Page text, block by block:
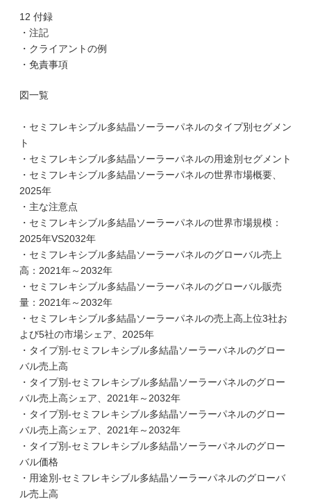
12 付録
・注記
・クライアントの例
・免責事項
図一覧
・セミフレキシブル多結晶ソーラーパネルのタイプ別セグメン
ト
・セミフレキシブル多結晶ソーラーパネルの用途別セグメント
・セミフレキシブル多結晶ソーラーパネルの世界市場概要、
2025年
・主な注意点
・セミフレキシブル多結晶ソーラーパネルの世界市場規模：
2025年VS2032年
・セミフレキシブル多結晶ソーラーパネルのグローバル売上
高：2021年～2032年
・セミフレキシブル多結晶ソーラーパネルのグローバル販売
量：2021年～2032年
・セミフレキシブル多結晶ソーラーパネルの売上高上位3社お
よび5社の市場シェア、2025年
・タイプ別-セミフレキシブル多結晶ソーラーパネルのグロー
バル売上高
・タイプ別-セミフレキシブル多結晶ソーラーパネルのグロー
バル売上高シェア、2021年～2032年
・タイプ別-セミフレキシブル多結晶ソーラーパネルのグロー
バル売上高シェア、2021年～2032年
・タイプ別-セミフレキシブル多結晶ソーラーパネルのグロー
バル価格
・用途別-セミフレキシブル多結晶ソーラーパネルのグローバ
ル売上高